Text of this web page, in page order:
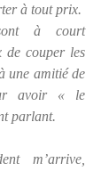
à tout prix.
à court
de couper les
une amitié de
avoir « le
parlant.
m’arrive,